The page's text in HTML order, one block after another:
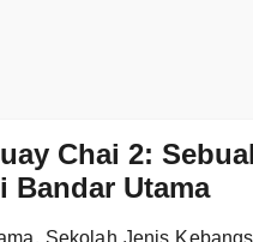
Chai 2:
Bandar Utama
Sekolah Jenis